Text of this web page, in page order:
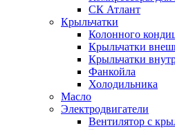
СК Атлант
Крыльчатки
Колонного
Крыльчатки
Крыльчатки
Фанкойла
Холодильника
Масло
Электродвигатели
Вентилятор с